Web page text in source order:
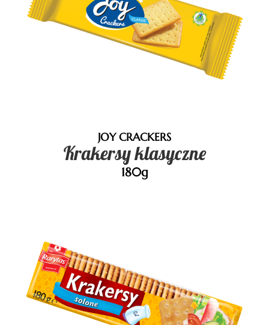
JOY CRACKERS
Krakersy klasyczne
180g